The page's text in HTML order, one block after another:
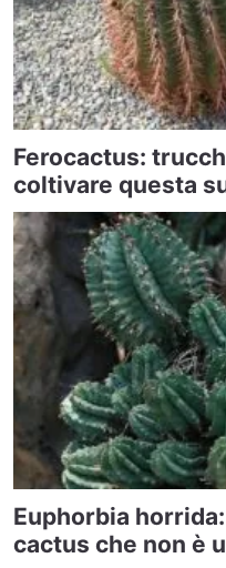
Ferocactus:
coltivare questa
Euphorbia
cactus che non è